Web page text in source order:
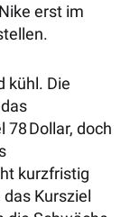
erst im
kühl. Die
78 Dollar, doch
kurzfristig
Kursziel